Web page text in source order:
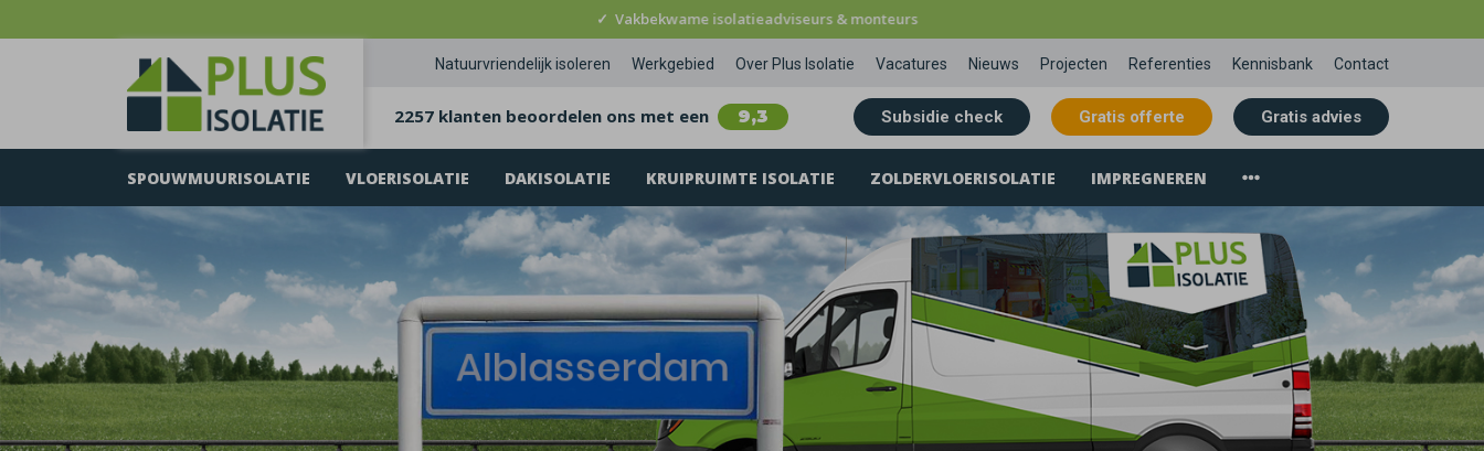
✓ Vakbekwame isolatieadviseurs & monteurs
Natuurvriendelijk isoleren Werkgebied Over Plus Isolatie Vacatures Nieuws Projecten Referenties Kennisbank Contact
2257 klanten beoordelen ons met een 9,3 Subsidie check Gratis offerte Gratis advies
SPOUWMUURISOLATIE VLOERISOLATIE DAKISOLATIE KRUIPRUIMTE ISOLATIE ZOLDERVLOERISOLATIE IMPREGNEREN